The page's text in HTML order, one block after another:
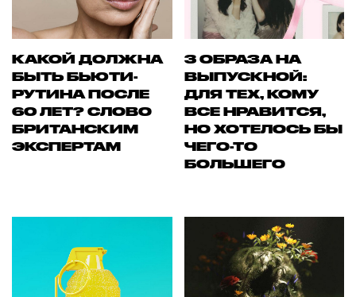
КАКОЙ ДОЛЖНА
БЫТЬ БЬЮТИ-
РУТИНА ПОСЛЕ
60 ЛЕТ? СЛОВО
БРИТАНСКИМ
ЭКСПЕРТАМ
3 ОБРАЗА НА
ВЫПУСКНОЙ:
ДЛЯ ТЕХ, КОМУ
ВСЕ НРАВИТСЯ,
НО ХОТЕЛОСЬ БЫ
ЧЕГО-ТО
БОЛЬШЕГО